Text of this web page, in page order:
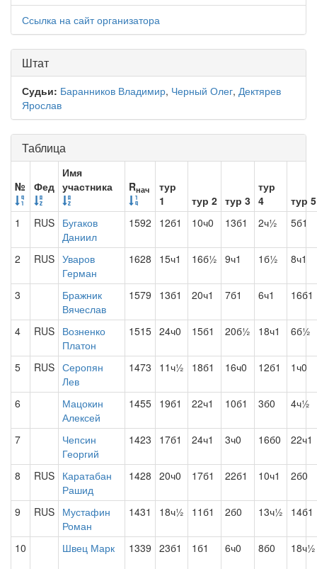
Ссылка на сайт организатора
Штат
Судьи: Баранников Владимир, Черный Олег, Дектярев
Ярослав
Таблица
№ Фед
Имя
участника
Rнач
тур
1
тур 2 тур 3
тур
4
тур 5
1
RUS Бугаков
Даниил
1592 12б1 10ч0 13б1 2ч½ 5б1
2 RUS Уваров
Герман
1628 15ч1 16б½ 9ч1 1б½ 8ч1
3
Бражник
Вячеслав
1579 13б1 20ч1 7б1 6ч1 16б1
4 RUS Возненко
Платон
1515 24ч0 15б1 20б½ 18ч1 6б½
5 RUS Серопян
Лев
1473 11ч½ 18б1 16ч0 12б1 1ч0
6
Мацокин
Алексей
1455 19б1 22ч1 10б1 3б0 4ч½
7
Чепсин
Георгий
1423 17б1 24ч1 3ч0 16б0 22ч1
8 RUS Каратабан
Рашид
1428 20ч0 17б1 22б1 10ч1 2б0
9 RUS Мустафин
Роман
1431 18ч½ 11б1 2б0 13ч½ 14б1
10 Швец Марк 1339 23б1 1б1 6ч0 8б0 18ч½